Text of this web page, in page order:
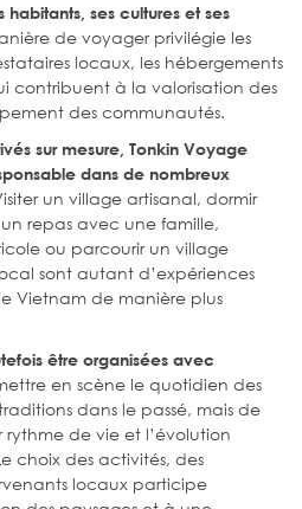
ses cultures et ses
de voyager privilégie les
locaux, les hébergements
contribuent à la valorisation des
des communautés.
sur mesure, Tonkin Voyage
dans de nombreux
un village artisanal, dormir
repas avec une famille,
ou parcourir un village
sont autant d’expériences
Vietnam de manière plus
être organisées avec
en scène le quotidien des
dans le passé, mais de
de vie et l’évolution
choix des activités, des
locaux participe